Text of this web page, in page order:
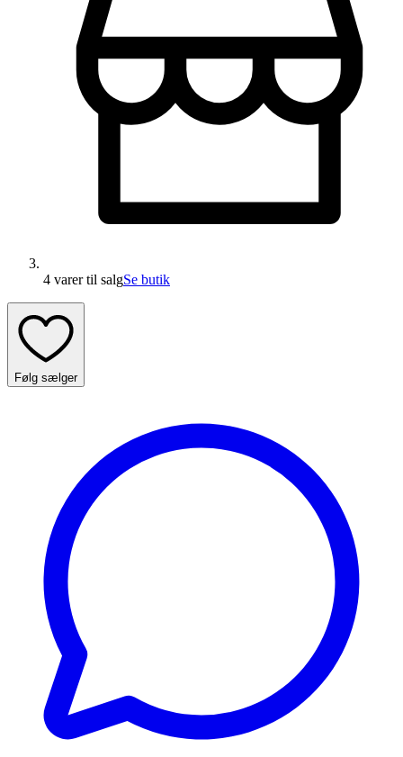
4 varertil salgSe butik
Følg sælger